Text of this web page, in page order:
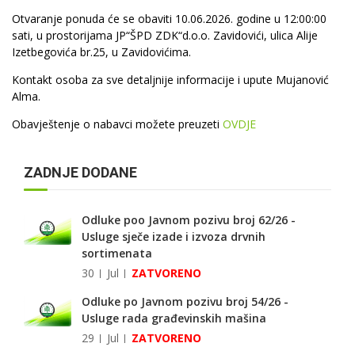
Otvaranje ponuda će se obaviti 10.06.2026. godine u 12:00:00
sati, u prostorijama JP“ŠPD ZDK“d.o.o. Zavidovići, ulica Alije
Izetbegovića br.25, u Zavidovićima.
Kontakt osoba za sve detaljnije informacije i upute Mujanović
Alma.
Obavještenje o nabavci možete preuzeti OVDJE
ZADNJE DODANE
Odluke poo Javnom pozivu broj 62/26 -
Usluge sječe izade i izvoza drvnih
sortimenata
30
Jul
ZATVORENO
Odluke po Javnom pozivu broj 54/26 -
Usluge rada građevinskih mašina
29
Jul
ZATVORENO